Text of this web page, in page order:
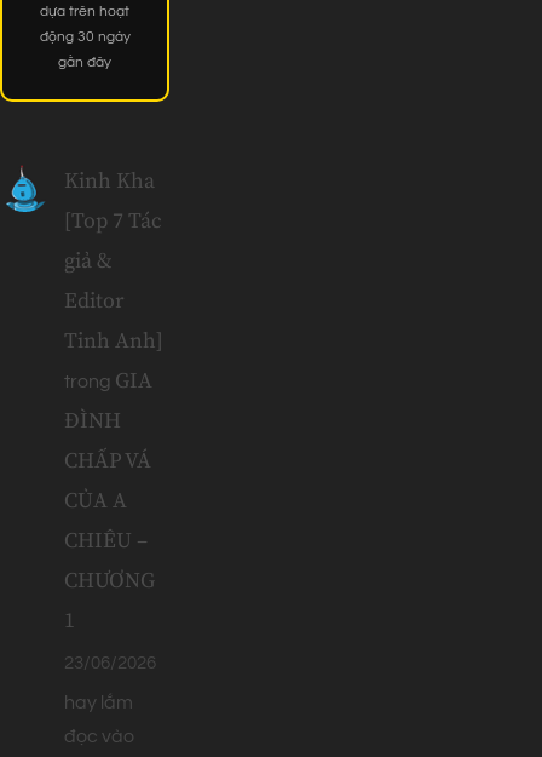
dựa trên hoạt
động 30 ngày
gần đây
Kinh Kha
[Top 7 Tác
giả &
Editor
Tinh Anh]
trong GIA
ĐÌNH
CHẤP VÁ
CỦA A
CHIÊU –
CHƯƠNG
1
23/06/2026
hay lắm
đọc vào